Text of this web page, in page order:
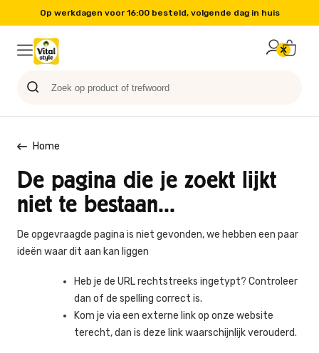
Op werkdagen voor 16:00 besteld, volgende dag in huis
Home
De pagina die je zoekt lijkt
niet te bestaan...
De opgevraagde pagina is niet gevonden, we hebben een paar
ideën waar dit aan kan liggen
Heb je de URL rechtstreeks ingetypt? Controleer
dan of de spelling correct is.
Kom je via een externe link op onze website
terecht, dan is deze link waarschijnlijk verouderd.